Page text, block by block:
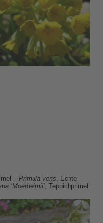
– Primula veris , Echte
‘Moerheimii’ , Teppichprimel